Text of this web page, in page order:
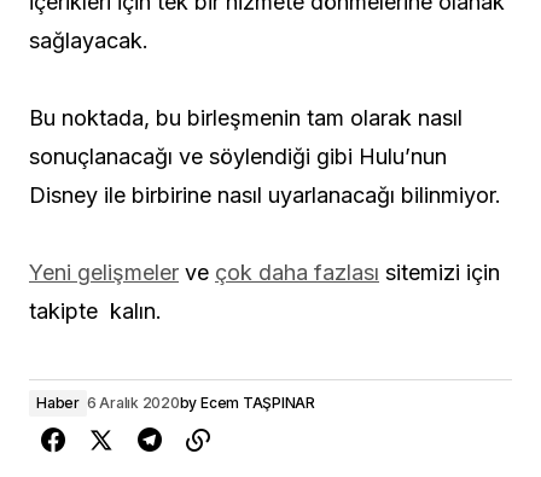
sağlayacak.
Bu noktada, bu birleşmenin tam olarak nasıl
sonuçlanacağı ve söylendiği gibi Hulu’nun
Disney ile birbirine nasıl uyarlanacağı bilinmiyor.
Yeni gelişmeler ve çok daha fazlası sitemizi için
takipte kalın.
Haber 6 Aralık 2020by Ecem TAŞPINAR